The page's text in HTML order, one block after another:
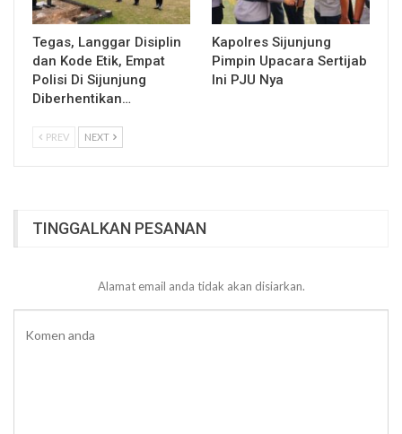
Tegas, Langgar Disiplin
dan Kode Etik, Empat
Polisi Di Sijunjung
Diberhentikan…
Kapolres Sijunjung
Pimpin Upacara Sertijab
Ini PJU Nya
PREV NEXT
TINGGALKAN PESANAN
Alamat email anda tidak akan disiarkan.